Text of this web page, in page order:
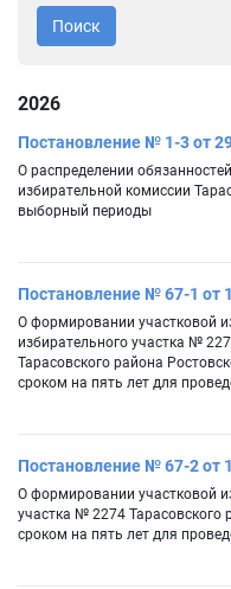
Поиск
2026
Постановление № 1-3 от
О распределении
избирательной комиссии
выборный периоды
Постановление № 67-1 от
О формировании участковой
избирательного участка №
Тарасовского района
сроком на пять лет для
Постановление № 67-2 от
О формировании участковой
участка № 2274 Тарасовского
сроком на пять лет для